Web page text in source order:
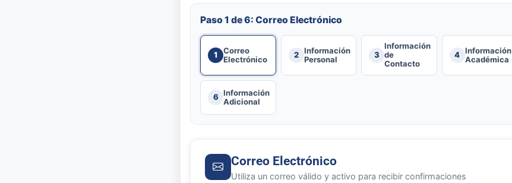
Paso 1 de 6: Correo Electrónico
1
Correo
Electrónico
2 Información
Personal
3
Información
de
Contacto
4 Información
Académica
6 Información
Adicional
Correo Electrónico
Utiliza un correo válido y activo para recibir confirmaciones